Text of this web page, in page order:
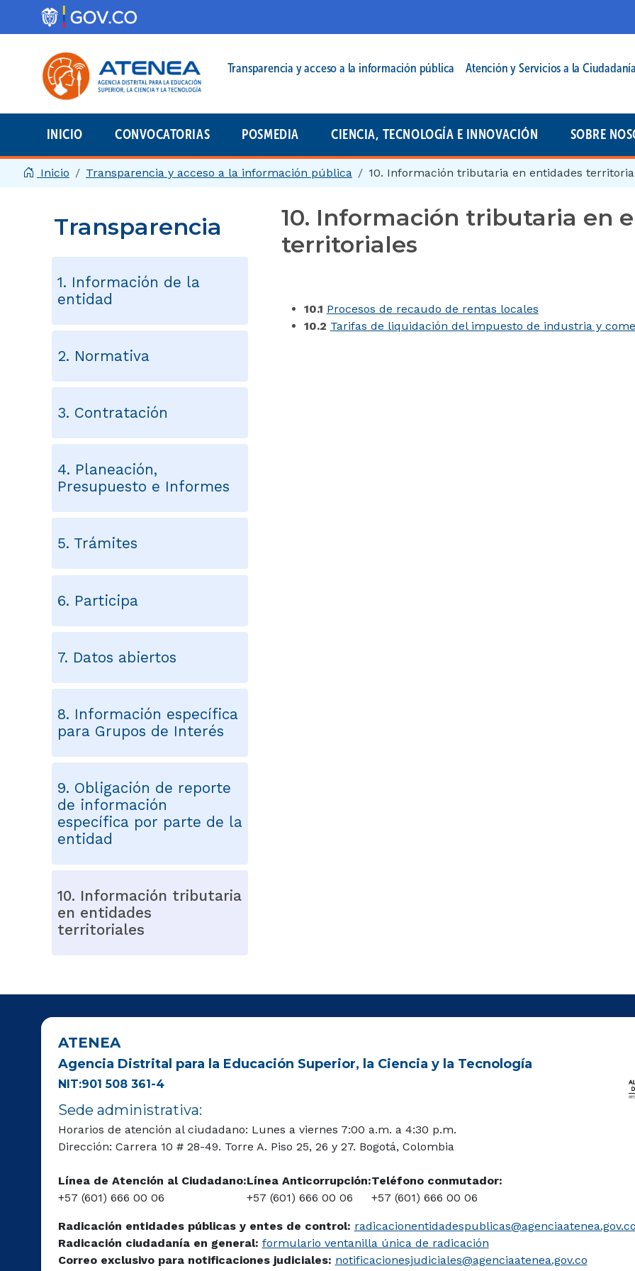
Pasar al contenido principal
Transparencia y acceso a la información pública Atención y Servicios a la
Menú principal | 2025
INICIO CONVOCATORIAS POSMEDIA CIENCIA, TECNOLOGÍA E INNOVACIÓN SOBRE
Inicio Transparencia y acceso a la información pública 10. Información tributaria en entidades
Transparencia
1. Información de la
entidad
2. Normativa
3. Contratación
4. Planeación,
Presupuesto e Informes
5. Trámites
6. Participa
7. Datos abiertos
8. Información específica
para Grupos de Interés
9. Obligación de reporte
de información
específica por parte de la
entidad
10. Información tributaria
en entidades
territoriales
10. Información tributaria en
territoriales
10.1 Procesos de recaudo de rentas locales
10.2 Tarifas de liquidación del impuesto de industria y
ATENEA
Agencia Distrital para la Educación Superior, la Ciencia y la Tecnología
NIT:901 508 361-4
Sede administrativa:
Horarios de atención al ciudadano: Lunes a viernes 7:00 a.m. a 4:30 p.m.
Dirección: Carrera 10 # 28-49. Torre A. Piso 25, 26 y 27. Bogotá, Colombia
Línea de Atención al Ciudadano:
+57 (601) 666 00 06
Línea Anticorrupción:
+57 (601) 666 00 06
Teléfono conmutador:
+57 (601) 666 00 06
Radicación entidades públicas y entes de control:
Radicación ciudadanía en general: formulario ventanilla única de radicación
Correo exclusivo para notificaciones judiciales: notificacionesjudiciales@agenciaatenea.gov.co